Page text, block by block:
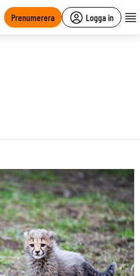
Prenumerera Logga in